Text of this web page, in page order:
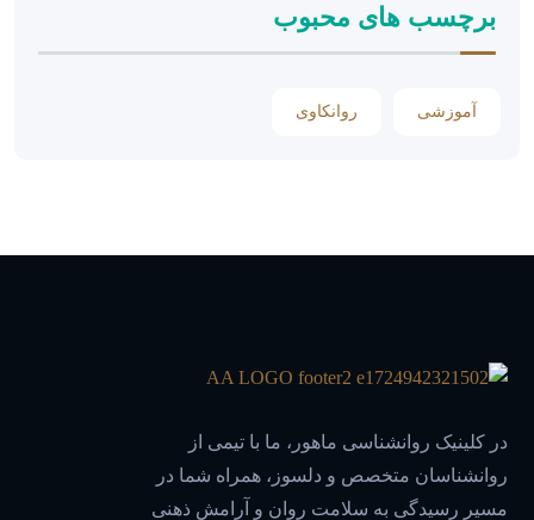
برچسب های محبوب
آموزشی روانکاوی
در کلینیک روانشناسی ماهور، ما با تیمی از
روانشناسان متخصص و دلسوز، همراه شما در
مسیر رسیدگی به سلامت روان و آرامش ذهنی